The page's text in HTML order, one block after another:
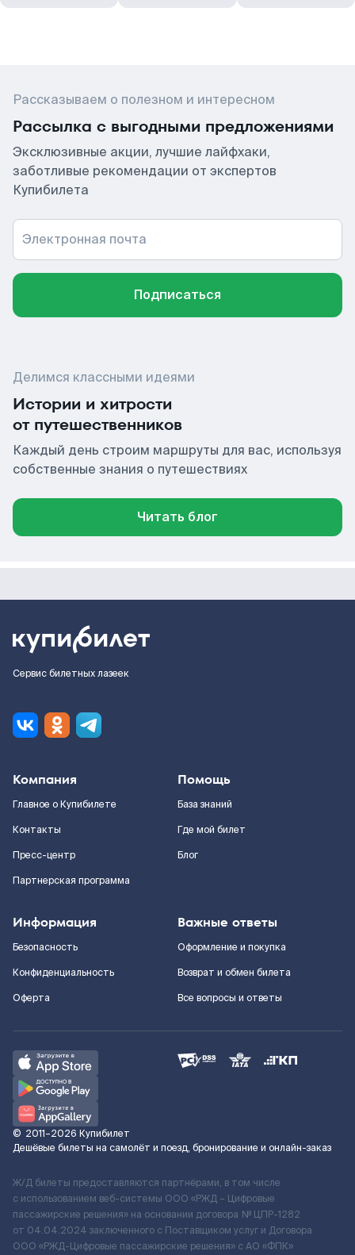
Рассказываем о полезном и интересном
Рассылка с выгодными предложениями
Эксклюзивные акции, лучшие лайфхаки,
заботливые рекомендации от экспертов
Купибилета
Электронная почта
Подписаться
Делимся классными идеями
Истории и хитрости
от путешественников
Каждый день строим маршруты для вас, используя
собственные знания о путешествиях
Читать блог
Сервис билетных лазеек
Компания
Главное о Купибилете
Контакты
Пресс-центр
Партнерская программа
Помощь
База знаний
Где мой билет
Блог
Информация
Безопасность
Конфиденциальность
Оферта
Важные ответы
Оформление и покупка
Возврат и обмен билета
Все вопросы и ответы
© 2011–2026 Купибилет
Дешёвые билеты на самолёт и поезд, бронирование и онлайн-заказ
Ж/Д билеты предоставляются партнёрами, в том числе
с использованием веб-системы ООО «РЖД – Цифровые
пассажирские решения» на основании договора № ЦПР-1282
от 04.04.2024 заключенного с Поставщиком услуг и Договора
ООО «РЖД-Цифровые пассажирские решения» c АО «ФПК»